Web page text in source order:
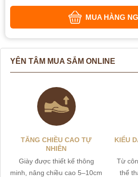
MUA HÀNG
YÊN TÂM MUA SẮM ONLINE
TĂNG CHIỀU CAO TỰ
NHIÊN
Giày được thiết kế thông
minh, nâng chiều cao 5–10cm
KIỂU
Từ
thể